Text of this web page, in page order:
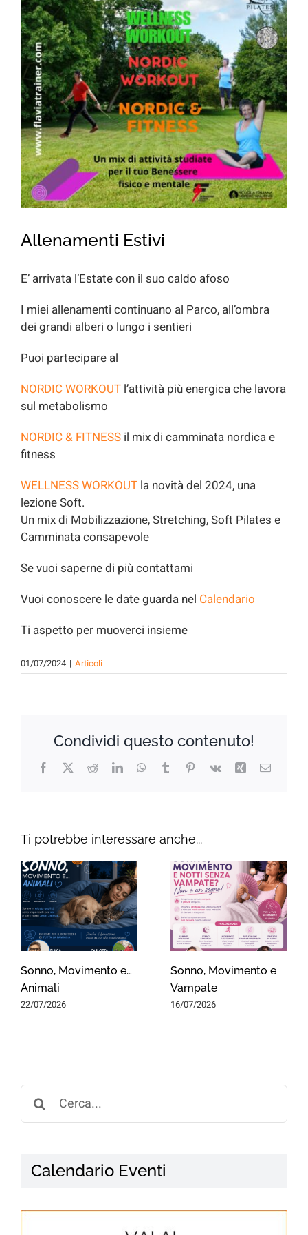
for:
Allenamenti Estivi
E’ arrivata l’Estate con il suo caldo afoso
I miei allenamenti continuano al Parco, all’ombra
dei grandi alberi o lungo i sentieri
Puoi partecipare al
NORDIC WORKOUT l’attività più energica che lavora
sul metabolismo
NORDIC & FITNESS il mix di camminata nordica e
fitness
WELLNESS WORKOUT la novità del 2024, una
lezione Soft.
Un mix di Mobilizzazione, Stretching, Soft Pilates e
Camminata consapevole
Se vuoi saperne di più contattami
Vuoi conoscere le date guarda nel Calendario
Ti aspetto per muoverci insieme
01/07/2024 | Articoli
Condividi questo contenuto!
Facebook
X RedditLinkedInWhatsApp
TumblrPinterest
Vk Xing Email
Ti potrebbe interessare anche...
Sonno, Movimento e…
Animali
22/07/2026
Sonno, Movimento e
Vampate
16/07/2026
for:
Calendario Eventi